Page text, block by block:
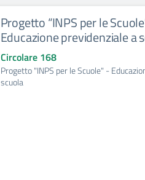
Progetto “INPS per le
Educazione previdenziale a
Circolare 168
Progetto "INPS per le Scuole" -
scuola